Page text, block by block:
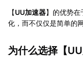
【UU加速器】的优势
化，而不仅仅是简单的
为什么选择【